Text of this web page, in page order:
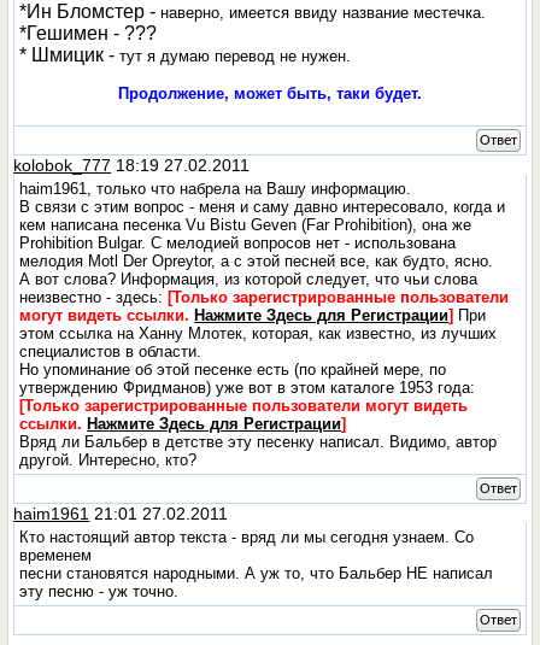
*Ин Бломстер -наверно, имеется ввиду название местечка.
*Гешимен - ???
* Шмицик -тут я думаю перевод не нужен.
Продолжение, может быть, таки будет.
Ответ
kolobok_777 18:19 27.02.2011
haim1961, только что набрела на Вашу информацию.
В связи с этим вопрос - меня и саму давно интересовало, когда и
кем написана песенка Vu Bistu Geven (Far Prohibition), она же
Prohibition Bulgar. С мелодией вопросов нет - использована
мелодия Motl Der Opreytor, а с этой песней все, как будто, ясно.
А вот слова? Информация, из которой следует, что чьи слова
неизвестно - здесь: [Только зарегистрированные пользователи
могут видеть ссылки. Нажмите Здесь для Регистрации] При
этом ссылка на Ханну Млотек, которая, как известно, из лучших
специалистов в области.
Но упоминание об этой песенке есть (по крайней мере, по
утверждению Фридманов) уже вот в этом каталоге 1953 года:
[Только зарегистрированные пользователи могут видеть
ссылки. Нажмите Здесь для Регистрации]
Вряд ли Бальбер в детстве эту песенку написал. Видимо, автор
другой. Интересно, кто?
Ответ
haim1961 21:01 27.02.2011
Кто настоящий автор текста - вряд ли мы сегодня узнаем. Со
временем
песни становятся народными. А уж то, что Бальбер НЕ написал
эту песню - уж точно.
Ответ